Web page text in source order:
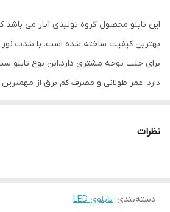
این تابلو محصول گروه تولیدی آیاز می باشد که
بهترین کیفیت ساخته شده است. با شدت نور
برای جلب توجه مشتری دارد.این نوع تابلو
دارد. عمر طولانی و مصرف کم برق از
تابلو می تواند در هر موقعیتی که لازم باشد
باشیم. با شدت نور بالا این تابلو روز دید
نظرات
دسته‌بندی: تابلوی LED